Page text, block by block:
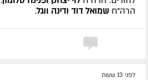
הרה"ח שמואל דוד ודינה ווגל.
לפני 13 שעות